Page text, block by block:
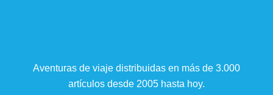
Aventuras de viaje distribuidas en más de 3.000
artículos desde 2005 hasta hoy.